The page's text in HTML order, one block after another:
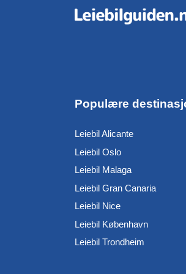
Populære
Leiebil Alicante
Leiebil Oslo
Leiebil Malaga
Leiebil Gran Canaria
Leiebil Nice
Leiebil København
Leiebil Trondheim